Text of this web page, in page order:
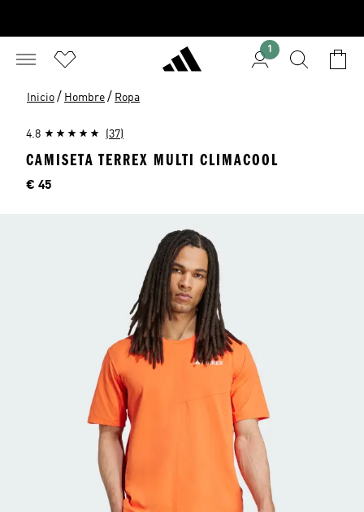
1
Inicio / Hombre / Ropa
4.8 (37)
CAMISETA TERREX MULTI CLIMACOOL
Precio
€ 45